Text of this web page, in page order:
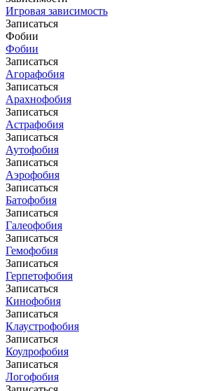
Игровая зависимость
Записаться
Фобии
Фобии
Записаться
Агорафобия
Записаться
Арахнофобия
Записаться
Астрафобия
Записаться
Аутофобия
Записаться
Аэрофобия
Записаться
Батофобия
Записаться
Галеофобия
Записаться
Гемофобия
Записаться
Герпетофобия
Записаться
Кинофобия
Записаться
Клаустрофобия
Записаться
Коулрофобия
Записаться
Логофобия